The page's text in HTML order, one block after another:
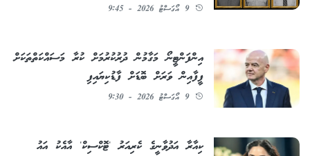
9 އޯގަސްޓު 2026 - 9:45
އިންފަންޓީނޯ މަގާމުން ދުރުކުރުމަށް ކުރާ މަސައްކަތްތަކަށް
ފީފާއިން ވަރަށް ބޮޑަށް ފާޑުކިޔައިފި
9 އޯގަސްޓު 2026 - 9:30
ކިއާރާ އަދުވާނީގެ ކެރިއަރު 'ޓޮކްސިކް' އާއެކު އައު